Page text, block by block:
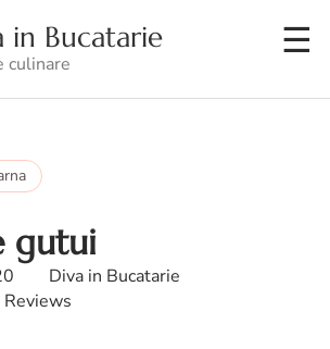
in Bucatarie
culinare
gutui
Diva in Bucatarie
Reviews